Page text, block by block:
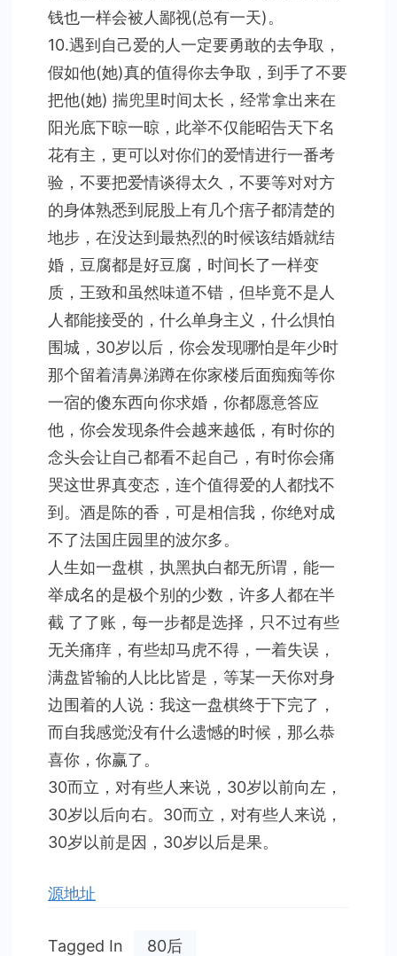
钱也一样会被人鄙视(总有一天)。
10.遇到自己爱的人一定要勇敢的去争取，
假如他(她)真的值得你去争取，到手了不要
把他(她) 揣兜里时间太长，经常拿出来在
阳光底下晾一晾，此举不仅能昭告天下名
花有主，更可以对你们的爱情进行一番考
验，不要把爱情谈得太久，不要等对对方
的身体熟悉到屁股上有几个痦子都清楚的
地步，在没达到最热烈的时候该结婚就结
婚，豆腐都是好豆腐，时间长了一样变
质，王致和虽然味道不错，但毕竟不是人
人都能接受的，什么单身主义，什么惧怕
围城，30岁以后，你会发现哪怕是年少时
那个留着清鼻涕蹲在你家楼后面痴痴等你
一宿的傻东西向你求婚，你都愿意答应
他，你会发现条件会越来越低，有时你的
念头会让自己都看不起自己，有时你会痛
哭这世界真变态，连个值得爱的人都找不
到。酒是陈的香，可是相信我，你绝对成
不了法国庄园里的波尔多。
人生如一盘棋，执黑执白都无所谓，能一
举成名的是极个别的少数，许多人都在半
截 了了账，每一步都是选择，只不过有些
无关痛痒，有些却马虎不得，一着失误，
满盘皆输的人比比皆是，等某一天你对身
边围着的人说：我这一盘棋终于下完了，
而自我感觉没有什么遗憾的时候，那么恭
喜你，你赢了。
30而立，对有些人来说，30岁以前向左，
30岁以后向右。30而立，对有些人来说，
30岁以前是因，30岁以后是果。
源地址
Tagged In 80后